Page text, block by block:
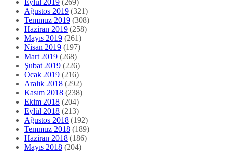
Ağustos 2019 (321)
Temmuz 2019 (308)
Haziran 2019 (258)
Mayıs 2019 (261)
Nisan 2019 (197)
Mart 2019 (268)
Şubat 2019 (226)
Ocak 2019 (216)
Aralık 2018 (292)
Kasım 2018 (238)
Ekim 2018 (204)
Eylül 2018 (213)
Ağustos 2018 (192)
Temmuz 2018 (189)
Haziran 2018 (186)
Mayıs 2018 (204)